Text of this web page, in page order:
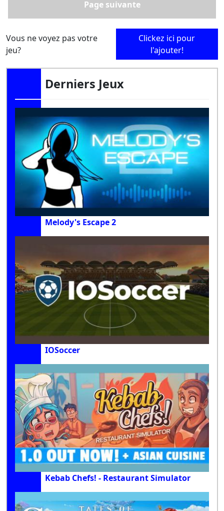
Page suivante
Vous ne voyez pas votre
jeu?
Clickez ici pour
l'ajouter!
Derniers Jeux
Melody's Escape 2
IOSoccer
Kebab Chefs! - Restaurant Simulator